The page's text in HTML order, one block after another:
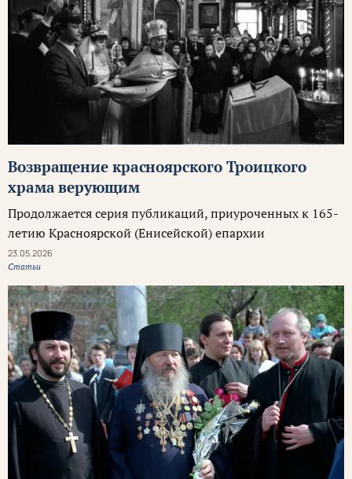
Возвращение красноярского Троицкого
храма верующим
Продолжается серия публикаций, приуроченных к 165-
летию Красноярской (Енисейской) епархии
23.05.2026
Статьи